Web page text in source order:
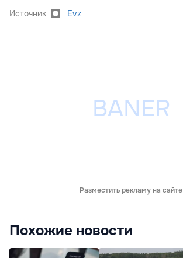
Источник Evz
Разместить рекламу на сайте
Похожие новости